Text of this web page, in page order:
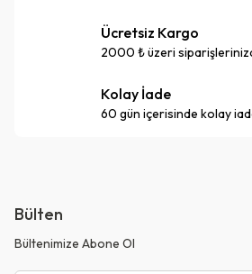
Ücretsiz Kargo
2000 ₺ üzeri
Kolay İade
60 gün içerisinde kolay
Bülten
Bültenimize Abone Ol